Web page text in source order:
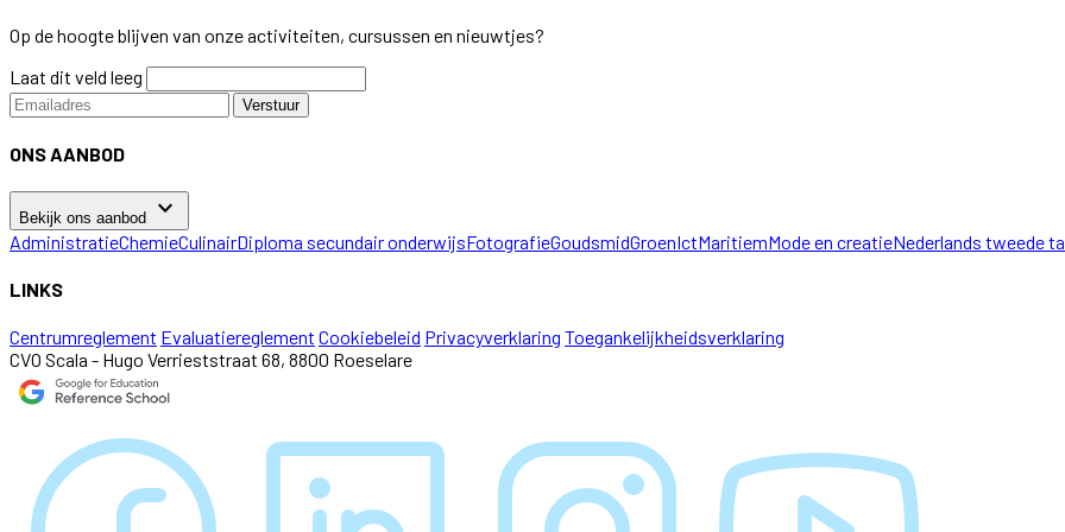
Op de hoogte blijven van onze activiteiten, cursussen en nieuwtjes?
Laat dit veld leeg
Verstuur
ONS AANBOD
Bekijk ons aanbod keyboard_arrow_down
AdministratieChemieCulinairDiploma secundair onderwijsFotografieGoudsmidGroenIctMaritiemMode en creatieNederlands tweede
LINKS
Centrumreglement Evaluatiereglement Cookiebeleid Privacyverklaring Toegankelijkheidsverklaring
CVO Scala - Hugo Verrieststraat 68, 8800 Roeselare